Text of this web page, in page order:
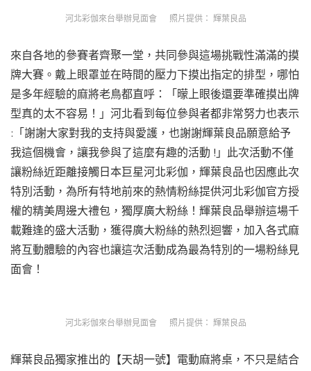
河北彩伽來台舉辦見面會 照片提供： 輝葉良品
來自各地的參賽者齊聚一堂，共同參與這場挑戰性滿滿的摸
牌大賽。戴上眼罩並在時間的壓力下摸出指定的排型，哪怕
是多年經驗的麻將老鳥都直呼：「曚上眼後還要準確摸出牌
型真的太不容易！」河北看到每位參與者都非常努力也表示
:「謝謝大家對我的支持與愛護，也謝謝輝葉良品願意給予
我這個機會，讓我參與了這麼有趣的活動 !」此次活動不僅
讓粉絲近距離接觸日本巨星河北彩伽，輝葉良品也因應此次
特別活動，為所有特地前來的熱情粉絲提供河北彩伽官方授
權的精美周邊大禮包，獨厚廣大粉絲！輝葉良品舉辦這場千
載難逢的盛大活動，獲得廣大粉絲的熱烈迴響，加入各式麻
將互動體驗的內容也讓這次活動成為最為特別的一場粉絲見
面會！
河北彩伽來台舉辦見面會 照片提供： 輝葉良品
輝葉良品獨家推出的【天胡一號】電動麻將桌，不只是結合